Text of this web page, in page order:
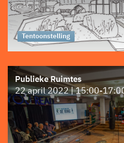
Tentoonstelling
Publieke Ruimtes
22 april 2022 | 15:00-